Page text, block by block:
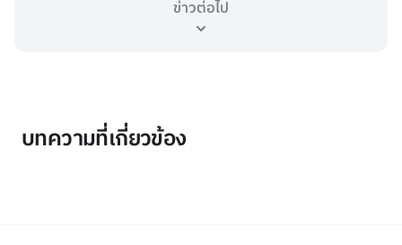
ข่าวต่อไป
บทความที่เกี่ยวข้อง